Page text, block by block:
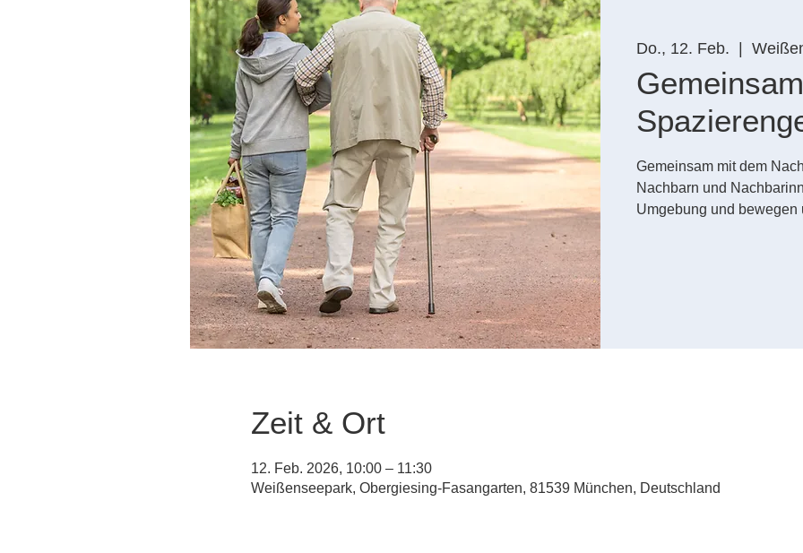
Do., 12. Feb.
Gemeinsam
Gemeinsam mit dem
Nachbarn und
Umgebung und bewegen
Zeit & Ort
12. Feb. 2026, 10:00 – 11:30
Weißenseepark, Obergiesing-Fasangarten, 81539 München, Deutschland